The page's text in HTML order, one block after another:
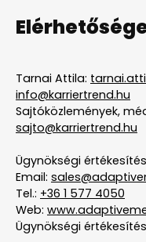
Tarnai Attila:
info@karriertrend.hu
Sajtóközlemények,
sajto@karriertrend.hu
Ügynökségi
Email:
Tel.: +36 1 577 4050
Web:
Ügynökségi